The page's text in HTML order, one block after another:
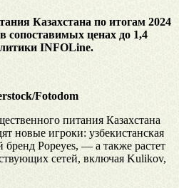
Казахстана по итогам 2024
сопоставимых ценах до 1,4
INFOLine.
Fotodom
питания Казахстана
новые игроки: узбекистанская
Popeyes, — а также растет
сетей, включая Kulikov,